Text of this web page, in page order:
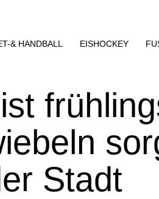
& HANDBALL EISHOCKEY
Stadt